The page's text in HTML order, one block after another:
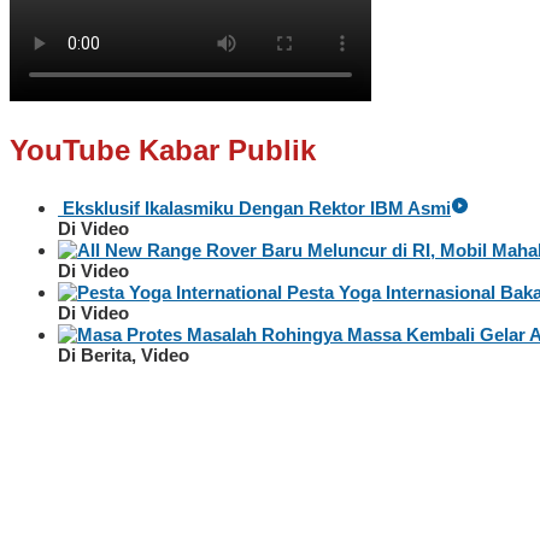
YouTube Kabar Publik
Eksklusif Ikalasmiku Dengan Rektor IBM Asmi
Di Video
Baru Meluncur di RI, Mobil
Di Video
Pesta Yoga Internasional
Di Video
Massa Kembali Gelar
Di Berita, Video